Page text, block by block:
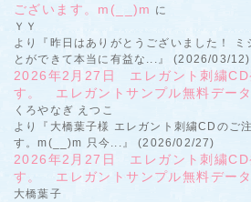
ございます。m(__)m に
ＹＹ
より『昨日はありがとうございました！ ミ
とができて本当に有益な...』 (2026/03/12)
2026年2月27日 エレガント刺繍CD
す。 エレガントサンプル無料デー
くろやなぎ えつこ
より『大橋葉子様 エレガント刺繍CDのご
す。m(__)m 只今...』 (2026/02/27)
2026年2月27日 エレガント刺繍CD
す。 エレガントサンプル無料デー
大橋葉子